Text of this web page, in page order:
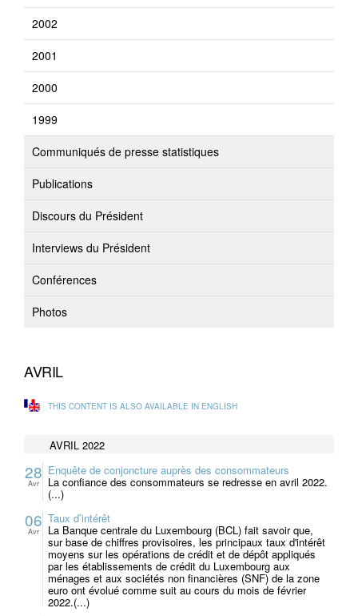
2002
2001
2000
1999
Communiqués de presse statistiques
Publications
Discours du Président
Interviews du Président
Conférences
Photos
AVRIL
THIS CONTENT IS ALSO AVAILABLE IN ENGLISH
AVRIL 2022
28
Avr
Enquête de conjoncture auprès des consommateurs
La confiance des consommateurs se redresse en avril 2022.
(...)
06
Avr
Taux d’intérêt
La Banque centrale du Luxembourg (BCL) fait savoir que,
sur base de chiffres provisoires, les principaux taux d'intérêt
moyens sur les opérations de crédit et de dépôt appliqués
par les établissements de crédit du Luxembourg aux
ménages et aux sociétés non financières (SNF) de la zone
euro ont évolué comme suit au cours du mois de février
2022.(...)